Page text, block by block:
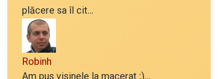
plăcere sa îl cit...
Robinh
Am pus visinele la macerat ;)...